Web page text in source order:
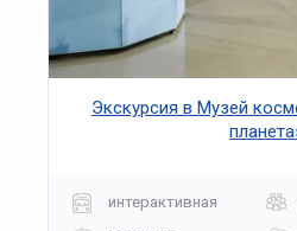
Экскурсия в Музей
интерактивная